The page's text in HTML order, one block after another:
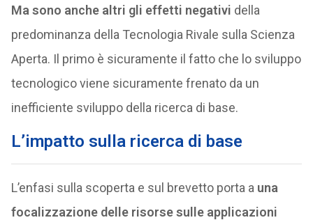
Ma sono anche altri gli effetti negativi della
predominanza della Tecnologia Rivale sulla Scienza
Aperta. Il primo è sicuramente il fatto che lo sviluppo
tecnologico viene sicuramente frenato da un
inefficiente sviluppo della ricerca di base.
L’impatto sulla ricerca di base
L’enfasi sulla scoperta e sul brevetto porta a una
focalizzazione delle risorse sulle applicazioni